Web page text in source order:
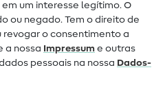
um interesse legítimo. O
ou negado. Tem o direito de
revogar o consentimento a
a nossa Impressum e outras
pessoais na nossa Dados­